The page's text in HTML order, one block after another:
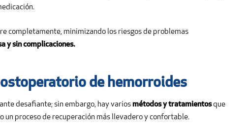
completamente, minimizando los riesgos de problemas
y sin complicaciones.
de hemorroides
desafiante; sin embargo, hay variosmétodos y tratamientosque
proceso de recuperación más llevadero y confortable.